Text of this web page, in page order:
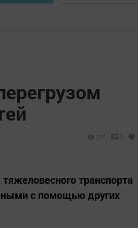
267 0
транспорта
с помощью других